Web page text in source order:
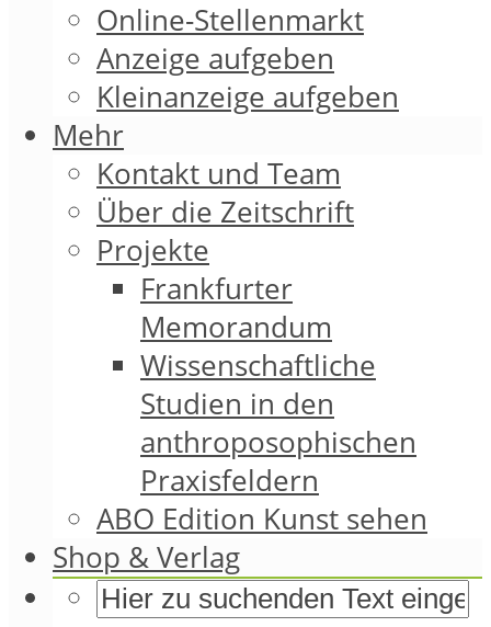
Online-Stellenmarkt
Anzeige aufgeben
Kleinanzeige aufgeben
Mehr
Kontakt und Team
Über die Zeitschrift
Projekte
Frankfurter
Memorandum
Wissenschaftliche
Studien in den
anthroposophischen
Praxisfeldern
ABO Edition Kunst sehen
Shop & Verlag